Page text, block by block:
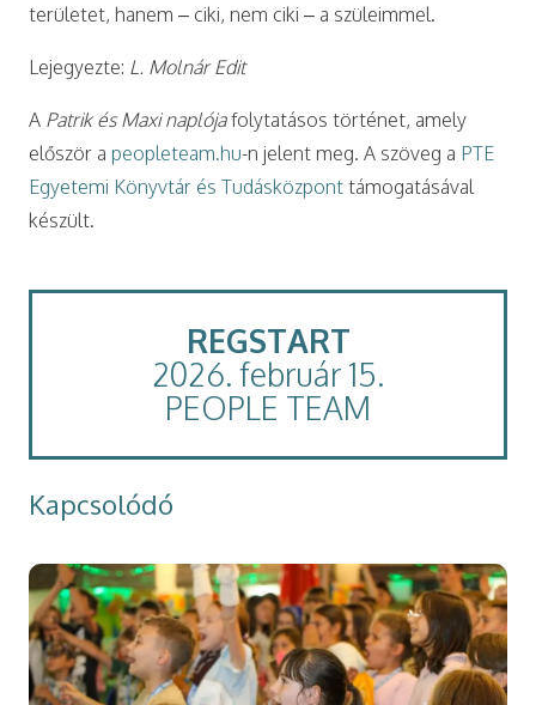
területet, hanem – ciki, nem ciki – a szüleimmel.
Lejegyezte: L. Molnár Edit
A Patrik és Maxi naplójafolytatásos történet, amely
először a peopleteam.hu-n jelent meg. A szöveg a PTE
Egyetemi Könyvtár és Tudásközpont támogatásával
készült.
REGSTART
2026. február 15.
PEOPLE TEAM
Kapcsolódó